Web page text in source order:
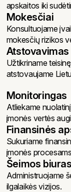
apskaitos iki
Mokesčiai
Konsultuojame
mokesčių rizikos
Atstovavimas
Užtikriname
atstovaujame
Monitoringas
Atliekame
įmonės vertės
Finansinės
Sukuriame
įmonės
Šeimos biuras
Administruojame
ilgalaikės vizijos.